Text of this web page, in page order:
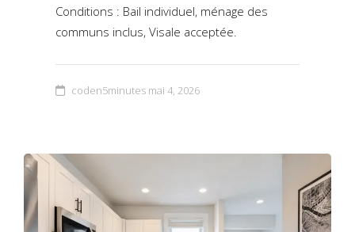
Conditions : Bail individuel, ménage des
communs inclus, Visale acceptée.
coden5minutes mai 4, 2026